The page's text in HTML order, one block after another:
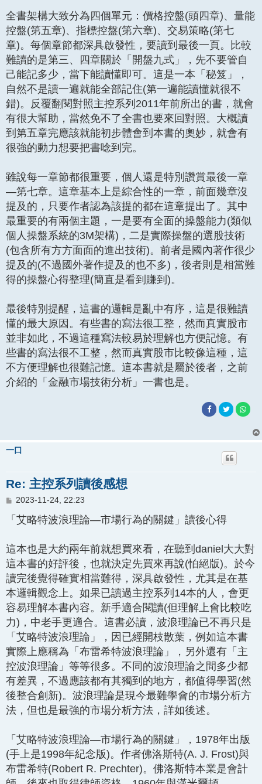
全書架構大致分為四個單元：價格控盤(頭四章)、量能
控盤(第五章)、指標控盤(第六章)、交易策略(第七
章)。每個章節都深具啟發性，要讀到最後一頁。比較
難讀的是第三、四章關於「開盤九式」，先不要管自
己能記多少，當下能讀懂即可。這是一本「秘笈」，
自然不是讀一遍就能全部記住(第一遍能讀懂就很不
錯)。反覆翻閱對照主控系列2011年前所出的書，就會
有很大幫助，當然免不了全書也要來回對照。大概讀
到第五章完應該就能初步體會到本書的奧妙，就會有
很強的動力想要把書唸到完。
雖說每一章節都很重要，個人還是特別讚賞最後一章
—第七章。這章基本上是綜合性的一章，前面幾章沒
提及的，只要作者認為該提的都在這章提出了。其中
最重要的有兩個主題，一是要有全面的操盤能力(類似
個人操盤系統的3M架構)，二是實際操盤的選股技術
(包含所有方方面面的進出技術)。前者是國內著作很少
提及的(不過國外著作提及的也不多)，後者則是相當難
得的操盤心得整理(簡直是看到賺到)。
最後特別提醒，這書的邏輯是亂中有序，這是很難讀
懂的最大原因。有些書的寫法很工整，然而真實股市
並非如此，不過這種寫法較易於理解也方便記憶。有
些書的寫法很不工整，然而真實股市比較像這種，這
不方便理解也很難記憶。這本書就是屬於後者，之前
介紹的「金融市場技術分析」一書也是。
一口
Re: 主控系列讀後感想
文
2023-11-24, 22:23
「艾略特波浪理論—市場行為的關鍵」讀後心得
這本也是大約兩年前就想買來看，在聽到daniel大大對
這本書的好評後，也就決定先買來再說(怕絕版)。於今
讀完後覺得確實相當難得，深具啟發性，尤其是在基
本邏輯觀念上。如果已讀過主控系列14本的人，會更
容易理解本書內容。新手適合閱讀(但理解上會比較吃
力)，中老手更適合。這書必讀，波浪理論已不再只是
「艾略特波浪理論」，因已經開枝散葉，例如這本書
實際上應稱為「布雷希特波浪理論」，另外還有「主
控波浪理論」等等很多。不同的波浪理論之間多少都
有差異，不過應該都有其獨到的地方，都值得學習(然
後整合創新)。波浪理論是現今最難學會的市場分析方
法，但也是最強的市場分析方法，詳如後述。
「艾略特波浪理論—市場行為的關鍵」，1978年出版
(手上是1998年紀念版)。作者佛洛斯特(A. J. Frost)與
布雷希特(Robert R. Prechter)。佛洛斯特本業是會計